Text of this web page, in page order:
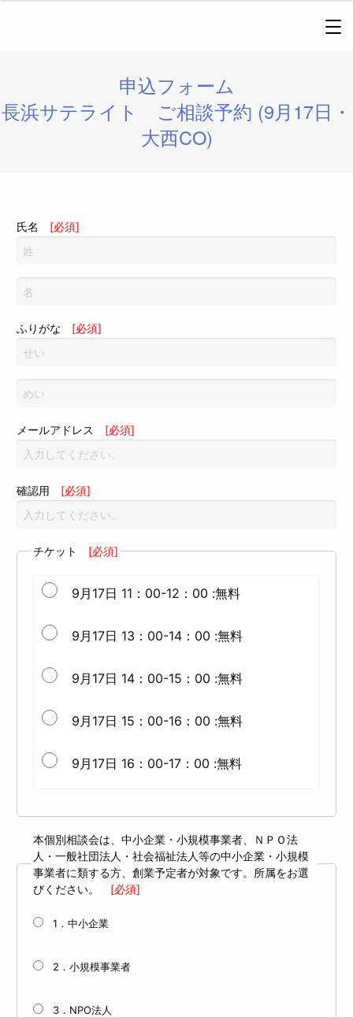
申込フォーム
長浜サテライト ご相談予約 (9月17日・
大西CO)
氏名 [必須]
ふりがな [必須]
メールアドレス [必須]
確認用 [必須]
チケット [必須]
9月17日 11：00-12：00 :無料
9月17日 13：00-14：00 :無料
9月17日 14：00-15：00 :無料
9月17日 15：00-16：00 :無料
9月17日 16：00-17：00 :無料
本個別相談会は、中小企業・小規模事業者、ＮＰＯ法
人・一般社団法人・社会福祉法人等の中小企業・小規模
事業者に類する方、創業予定者が対象です。所属をお選
びください。
[必須]
1．中小企業
2．小規模事業者
3．NPO法人